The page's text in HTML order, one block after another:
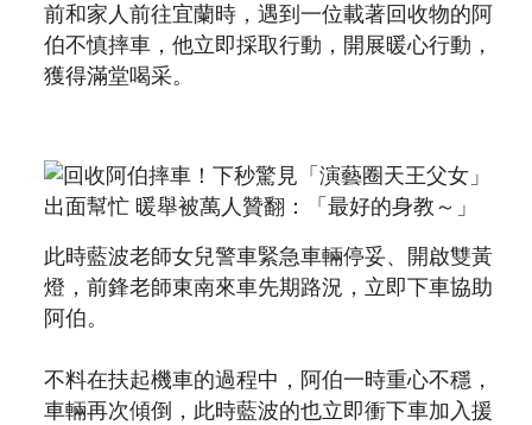
前和家人前往宜蘭時，遇到一位載著回收物的阿
伯不慎摔車，他立即採取行動，開展暖心行動，
獲得滿堂喝采。
此時藍波老師女兒警車緊急車輛停妥、開啟雙黃
燈，前鋒老師東南來車先期路況，立即下車協助
阿伯。
不料在扶起機車的過程中，阿伯一時重心不穩，
車輛再次傾倒，此時藍波的也立即衝下車加入援